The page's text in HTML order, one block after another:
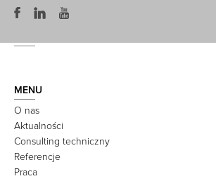
MENU
O nas
Aktualności
Consulting techniczny
Referencje
Praca